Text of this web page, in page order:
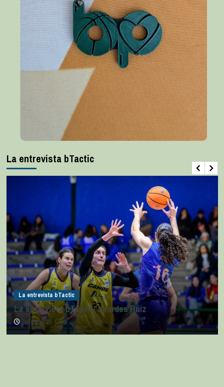
La entrevista bTactic
La entrevista bTactic
La entrevista bTactic: Lourdes Ruiz
julio 11, 2026 0